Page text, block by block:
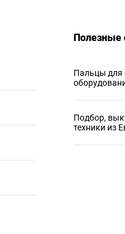
Полезные
Пальцы для
Подбор,
техники из